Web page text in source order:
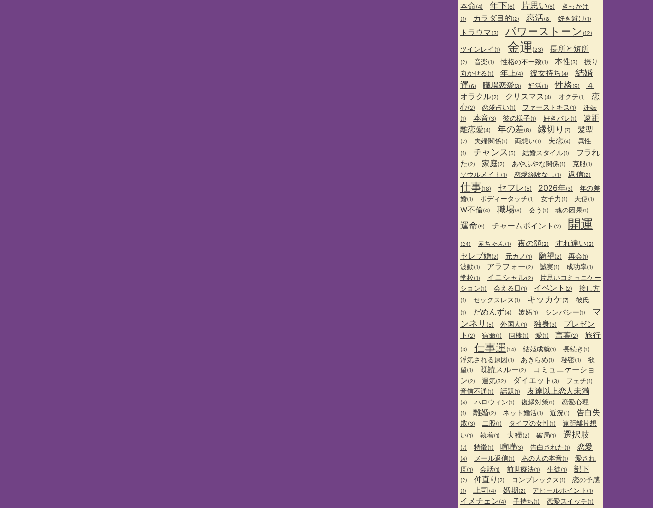
本命(4) 年下(6) 片思い(6) きっかけ
(1) カラダ目的(2) 恋活(8) 好き避け(1)
トラウマ(3) パワーストーン (12)
ツインレイ (1) 金運 (23) 長所と短所
(2) 音楽(1) 性格の不一致(1) 本性(3)
振り
向かせる (1) 年上(4) 彼女持ち (4)
結婚
運(6) 職場恋愛(3) 妊活(1) 性格(9)
４
オラクル(2) クリスマス (4) オクテ(1)
恋
心(2) 恋愛占い(1) ファーストキス (1) 妊娠
(1) 本音(3) 彼の様子(1) 好きバレ(1)
遠距
離恋愛(4) 年の差(8) 縁切り (7) 髪型
(2) 夫婦関係(1) 両想い(1) 失恋(4) 異性
(1) チャンス (5) 結婚スタイル(1)
フラれ
た (2) 家庭(2) あやふやな関係(1) 克服(1)
ソウルメイト (1) 恋愛経験なし (1) 返信(2)
仕事(18) セフレ (5) 2026年(3)
年の差
婚(1) ボディータッチ(1) 女子力 (1) 天使(1)
W不倫(4) 職場(8) 会う (1) 魂の因果(1)
運命(9) チャームポイント (2) 開運
(24) 赤ちゃん(1) 夜の顔(3) すれ違い(3)
セレブ婚(2) 元カノ (1) 願望(2) 再会(1)
波動(1) アラフォー(2) 誠実(1) 成功率(1)
学校(1) イニシャル(2)
片思いコミュニケー
ション(1) 会える日 (1) イベント (2) 接し方
(1) セックスレス (1) キッカケ(7) 彼氏
(1) だめんず(4) 嫉妬(1) シンパシー(1)
マ
ンネリ (5) 外国人 (1) 独身(3)
プレゼン
ト (2) 宿命(1) 同棲(1) 愛(1) 言葉(2) 旅行
(3) 仕事運 (14) 結婚成就(1) 長続き (1)
浮気される原因(1) あきらめ(1) 秘密(1)
欲
望(1) 既読スルー(2)
コミュニケーショ
ン(2) 運気(32) ダイエット (3) フェチ(1)
音信不通 (1) 話題(1) 友達以上恋人未満
(4) ハロウィン(1) 復縁対策(1) 恋愛心理
(1) 離婚(2) ネット婚活(1) 近況 (1)
告白失
敗(3) 二股(1) タイプの女性(1)
遠距離片想
い(1) 執着(1) 夫婦(2) 破局(1) 選択肢
(7) 特徴(1) 喧嘩(3) 告白された (1) 恋愛
(4) メール返信(1) あの人の本音(1)
愛され
度(1) 会話(1) 前世療法(1) 生徒(1) 部下
(2) 仲直り (2) コンプレックス (1) 恋の予感
(1) 上司 (4) 婚期(2) アピールポイント (1)
イメチェン(4) 子持ち(1) 恋愛スイッチ(1)